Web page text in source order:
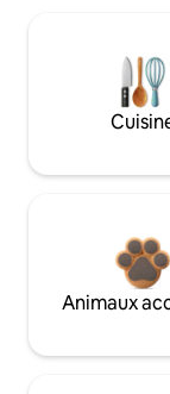
Animaux